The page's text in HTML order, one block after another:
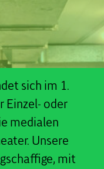
sich im 1.
Einzel- oder
medialen
Unsere
mit